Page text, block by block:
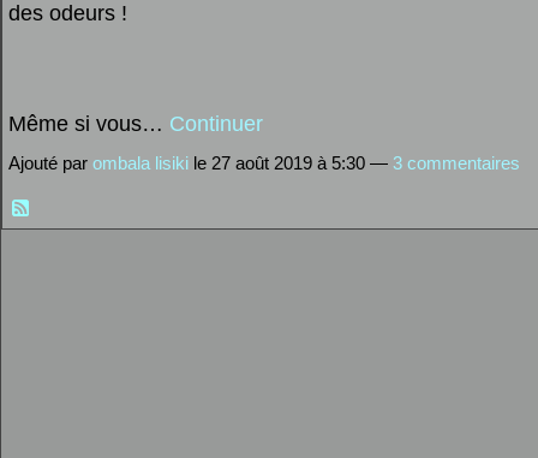
des odeurs !
Même si vous… Continuer
Ajouté par ombala lisiki le 27 août 2019 à 5:30 — 3 commentaires